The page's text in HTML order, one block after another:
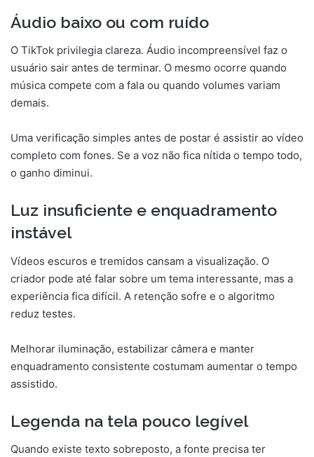
Áudio baixo ou com ruído
O TikTok privilegia clareza. Áudio incompreensível faz o
usuário sair antes de terminar. O mesmo ocorre quando
música compete com a fala ou quando volumes variam
demais.
Uma verificação simples antes de postar é assistir ao vídeo
completo com fones. Se a voz não fica nítida o tempo todo,
o ganho diminui.
Luz insuficiente e enquadramento
instável
Vídeos escuros e tremidos cansam a visualização. O
criador pode até falar sobre um tema interessante, mas a
experiência fica difícil. A retenção sofre e o algoritmo
reduz testes.
Melhorar iluminação, estabilizar câmera e manter
enquadramento consistente costumam aumentar o tempo
assistido.
Legenda na tela pouco legível
Quando existe texto sobreposto, a fonte precisa ter